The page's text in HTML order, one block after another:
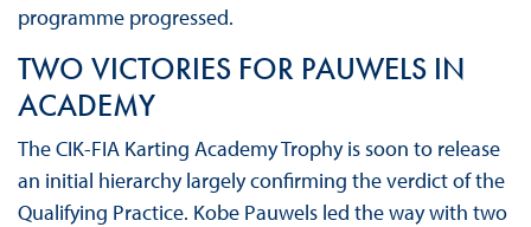
programme progressed.
TWO VICTORIES FOR PAUWELS IN
ACADEMY
The CIK-FIA Karting Academy Trophy is soon to release
an initial hierarchy largely confirming the verdict of the
Qualifying Practice. Kobe Pauwels led the way with two